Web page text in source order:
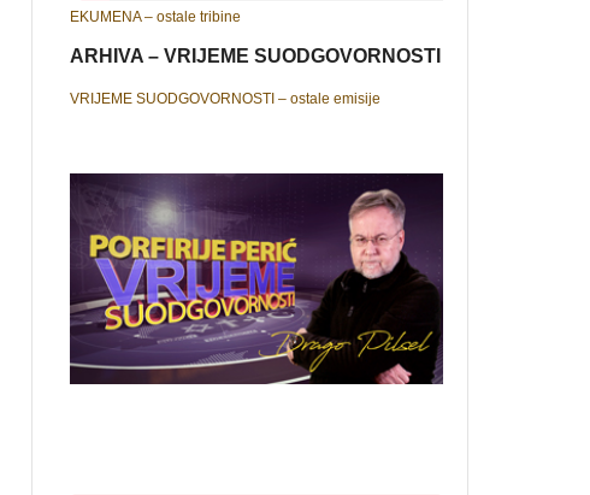
EKUMENA – ostale tribine
ARHIVA – VRIJEME SUODGOVORNOSTI
VRIJEME SUODGOVORNOSTI – ostale emisije